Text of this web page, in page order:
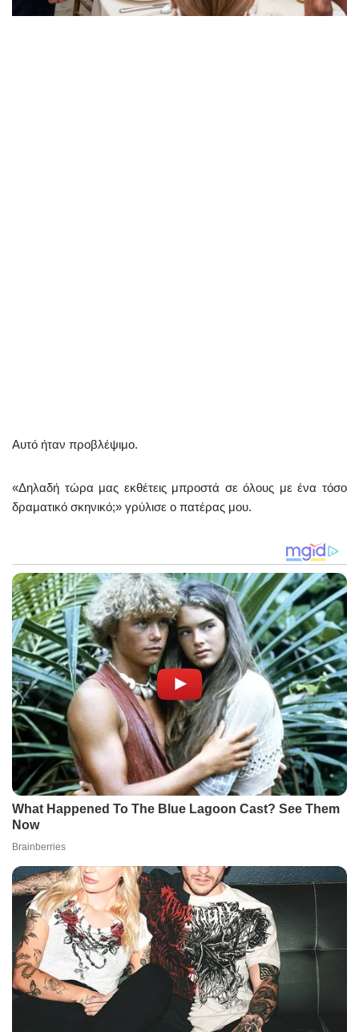
Αυτό ήταν προβλέψιμο.
«Δηλαδή τώρα μας εκθέτεις μπροστά σε όλους με ένα τόσο
δραματικό σκηνικό;» γρύλισε ο πατέρας μου.